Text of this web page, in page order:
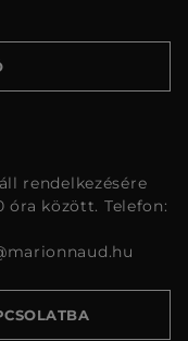
rendelkezésére
óra között. Telefon: